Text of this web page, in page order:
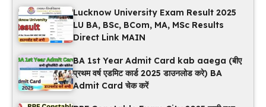
Lucknow University Exam Result 2025
LU BA, BSc, BCom, MA, MSc Results
Direct Link MAIN
BA 1st Year Admit Card kab aaega (बीए
प्रथम वर्ष एडमिट कार्ड 2025 डाउनलोड करे) BA
Admit Card चेक करें